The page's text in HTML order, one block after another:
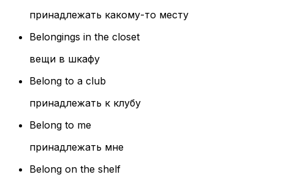
принадлежать какому-то месту
Belongings in the closet
вещи в шкафу
Belong to a club
принадлежать к клубу
Belong to me
принадлежать мне
Belong on the shelf